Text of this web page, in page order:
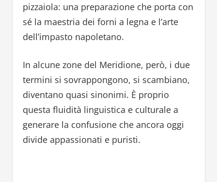
pizzaiola: una preparazione che porta con
sé la maestria dei forni a legna e l’arte
dell’impasto napoletano.
In alcune zone del Meridione, però, i due
termini si sovrappongono, si scambiano,
diventano quasi sinonimi. È proprio
questa fluidità linguistica e culturale a
generare la confusione che ancora oggi
divide appassionati e puristi.